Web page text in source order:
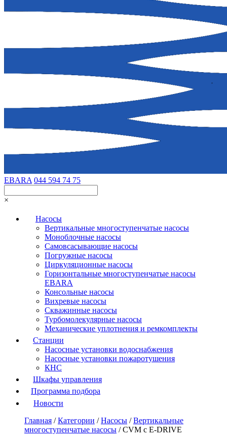
EBARA 044 594 74 75
×
Насосы
Вертикальные многоступенчатые насосы
Моноблочные насосы
Самовсасывающие насосы
Погружные насосы
Циркуляционные насосы
Горизонтальные многоступенчатые насосы
EBARA
Консольные насосы
Вихревые насосы
Скважинные насосы
Турбомолекулярные насосы
Механические уплотнения и ремкомплекты
Станции
Насосные установки водоснабжения
Насосные установки пожаротушения
КНС
Шкафы управления
Программа подбора
Новости
Главная /Категории /Насосы /Вертикальные
многоступенчатые насосы /CVM с E-DRIVE